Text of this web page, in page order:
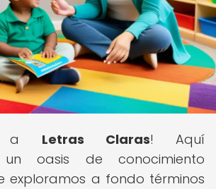
a Letras Claras! Aquí
un oasis de conocimiento
exploramos a fondo términos